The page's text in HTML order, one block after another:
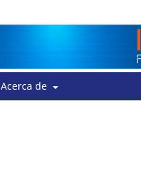
Acerca de